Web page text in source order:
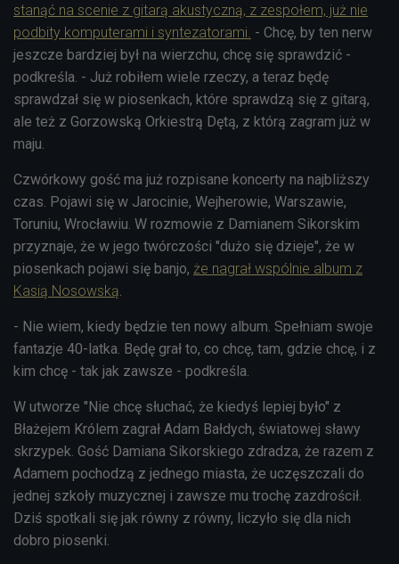
stanąć na scenie z gitarą akustyczną, z zespołem, już nie
podbity komputerami i syntezatorami. - Chcę, by ten nerw
jeszcze bardziej był na wierzchu, chcę się sprawdzić -
podkreśla. - Już robiłem wiele rzeczy, a teraz będę
sprawdzał się w piosenkach, które sprawdzą się z gitarą,
ale też z Gorzowską Orkiestrą Dętą, z którą zagram już w
maju.
Czwórkowy gość ma już rozpisane koncerty na najbliższy
czas. Pojawi się w Jarocinie, Wejherowie, Warszawie,
Toruniu, Wrocławiu. W rozmowie z Damianem Sikorskim
przyznaje, że w jego twórczości "dużo się dzieje", że w
piosenkach pojawi się banjo, że nagrał wspólnie album z
Kasią Nosowską
- Nie wiem, kiedy będzie ten nowy album. Spełniam swoje
fantazje 40-latka. Będę grał to, co chcę, tam, gdzie chcę, i z
kim chcę - tak jak zawsze - podkreśla.
W utworze "Nie chcę słuchać, że kiedyś lepiej było" z
Błażejem Królem zagrał Adam Bałdych, światowej sławy
skrzypek. Gość Damiana Sikorskiego zdradza, że razem z
Adamem pochodzą z jednego miasta, że uczęszczali do
jednej szkoły muzycznej i zawsze mu trochę zazdrościł.
Dziś spotkali się jak równy z równy, liczyło się dla nich
dobro piosenki.